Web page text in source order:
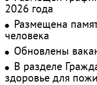
2026 года
Размещена
человека
Обновлены
В разделе
здоровье для